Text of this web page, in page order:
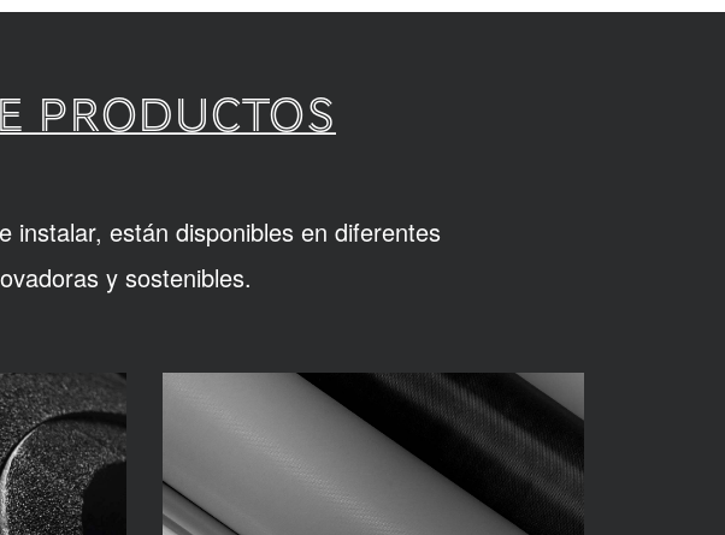
PRODUCTOS
instalar, están disponibles en diferentes
y sostenibles.